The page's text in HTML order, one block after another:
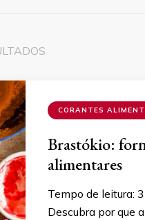
CORANTES
Brastókio:
alimentares
Tempo de leitura: 3
Descubra por que